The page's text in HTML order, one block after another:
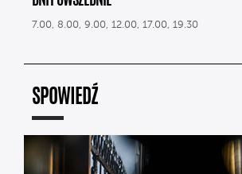
7.00, 8.00, 9.00, 12.00, 17.00, 19.30
SPOWIEDŹ